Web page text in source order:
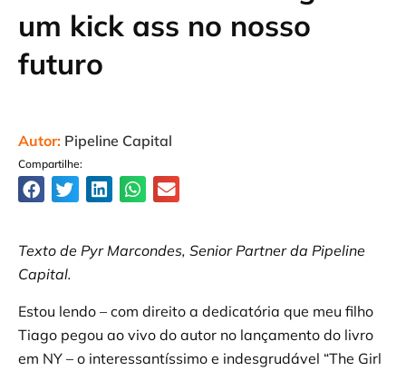
um kick ass no nosso
futuro
Autor: Pipeline Capital
Compartilhe:
Texto de Pyr Marcondes, Senior Partner da Pipeline
Capital.
Estou lendo – com direito a dedicatória que meu filho
Tiago pegou ao vivo do autor no lançamento do livro
em NY – o interessantíssimo e indesgrudável “The Girl